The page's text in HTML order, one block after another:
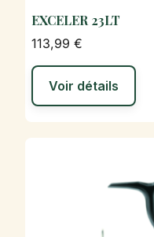

EXCELER 23LT
113,99 €
Voir détails